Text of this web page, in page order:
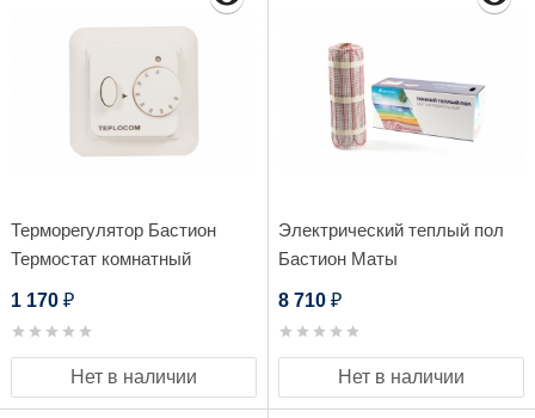
Терморегулятор Бастион
Термостат комнатный
1 170 ₽
Нет в наличии
Электрический теплый пол
Бастион Маты
8 710 ₽
Нет в наличии